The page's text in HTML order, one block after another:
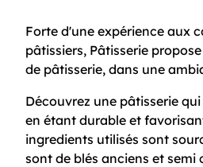
Forte d'une expérience aux
pâtissiers, Pâtisserie
de pâtisserie, dans une
Découvrez une pâtisserie
en étant durable et
ingredients utilisés sont
sont de blés anciens et semi